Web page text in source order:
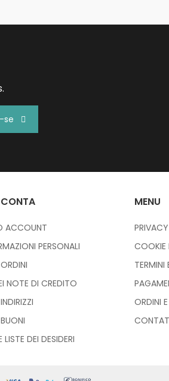
se
ACCOUNT
PERSONALI
NOTE DI CREDITO
LISTE DEI DESIDERI
MENU
COOKIE
ORDINI E